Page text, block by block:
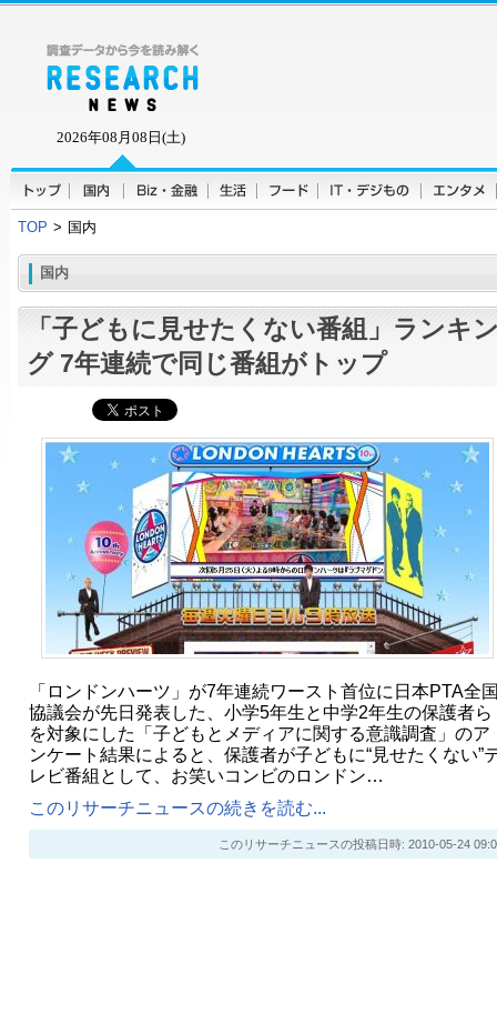
2026年08月08日(土)
TOP > 国内
国内
「子どもに見せたくない番組」ランキ
グ 7年連続で同じ番組がトップ
「ロンドンハーツ」が7年連続ワースト首位に日本PTA全
協議会が先日発表した、小学5年生と中学2年生の保護者ら
を対象にした「子どもとメディアに関する意識調査」のア
ンケート結果によると、保護者が子どもに“見せたくない”
レビ番組として、お笑いコンビのロンドン…
このリサーチニュースの続きを読む...
このリサーチニュースの投稿日時: 2010-05-24